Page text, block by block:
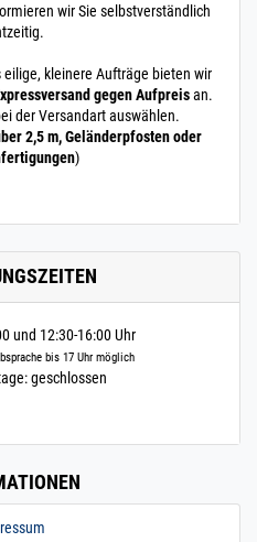
wir Sie selbstverständlich
eilige, kleinere Aufträge bieten wir
gegen Aufpreisan.
der Versandart auswählen.
2,5 m, Geländerpfosten oder
)
und 12:30-16:00 Uhr
bis 17 Uhr möglich
geschlossen